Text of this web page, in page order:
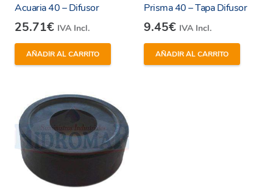
Acuaria 40 – Difusor
25.71€ IVA Incl.
AÑADIR AL CARRITO
Prisma 40 – Tapa Difusor
9.45€ IVA Incl.
AÑADIR AL CARRITO